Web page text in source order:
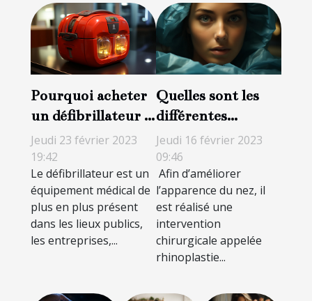
Pourquoi acheter
un défibrillateur ?
Un investissement
pour sauver des
vies
Jeudi 23 février 2023
19:42
Le défibrillateur est un
équipement médical de
plus en plus présent
dans les lieux publics,
les entreprises,...
Quelles sont les
différentes
techniques de
rhinoplastie ?
Jeudi 16 février 2023
09:46
Afin d’améliorer
l’apparence du nez, il
est réalisé une
intervention
chirurgicale appelée
rhinoplastie...